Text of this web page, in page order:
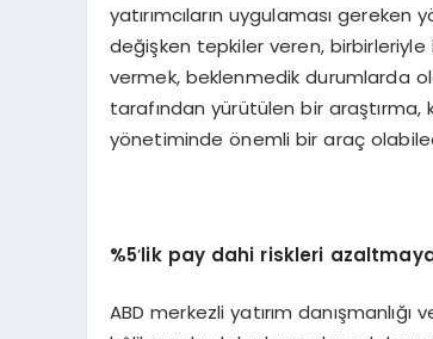
yatırımcıların uygulaması
değişken tepkiler veren,
vermek, beklenmedik durumlarda
tarafından yürütülen bir
yönetiminde önemli bir araç
%5’lik pay dahi riskleri
ABD merkezli yatırım